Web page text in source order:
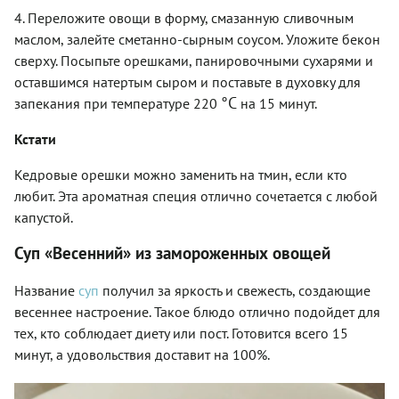
4. Переложите овощи в форму, смазанную сливочным
маслом, залейте сметанно-сырным соусом. Уложите бекон
сверху. Посыпьте орешками, панировочными сухарями и
оставшимся натертым сыром и поставьте в духовку для
запекания при температуре 220 °C на 15 минут.
Кстати
Кедровые орешки можно заменить на тмин, если кто
любит. Эта ароматная специя отлично сочетается с любой
капустой.
Суп «Весенний» из замороженных овощей
Название суп получил за яркость и свежесть, создающие
весеннее настроение. Такое блюдо отлично подойдет для
тех, кто соблюдает диету или пост. Готовится всего 15
минут, а удовольствия доставит на 100%.